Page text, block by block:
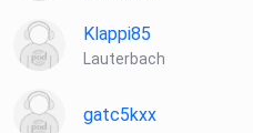
Klappi85
Lauterbach
gatc5kxx